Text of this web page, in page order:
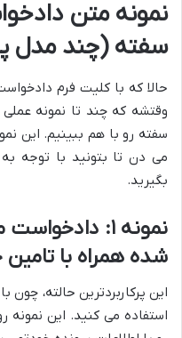
نمونه متن
سفته (چند مدل
حالا که با کلیت فرم
وقتشه که چند تا نمونه
سفته رو با هم ببینیم. این
می دن تا بتونید با توجه
بگیرید.
نمونه ۱:
شده همراه با
این پرکاربردترین حالته، چون
استفاده می کنید. این نمونه